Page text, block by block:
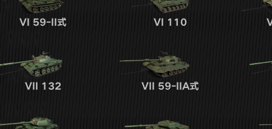
VI 59-II式 VI 110
VII 132 VII 59-IIA式